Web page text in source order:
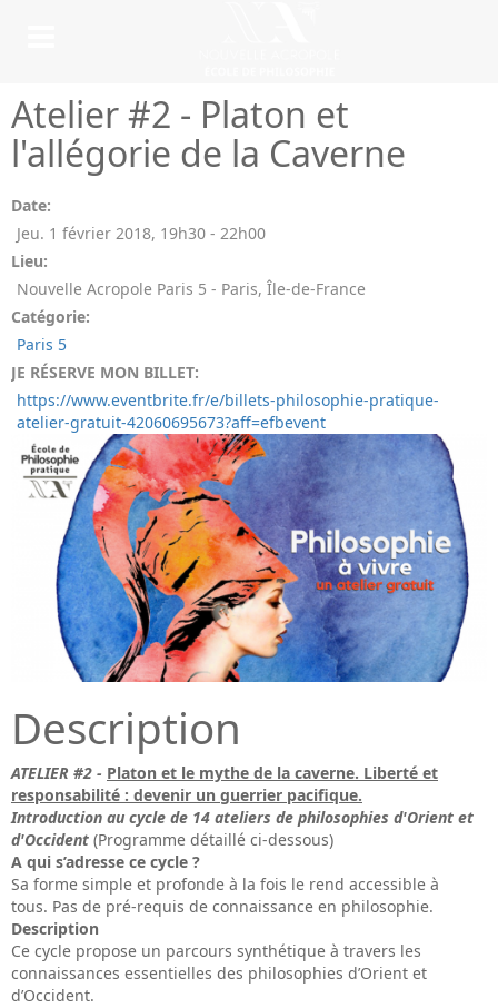
Atelier #2 - Platon et
l'allégorie de la Caverne
Date:
Jeu. 1 février 2018, 19h30 - 22h00
Lieu:
Nouvelle Acropole Paris 5 - Paris, Île-de-France
Catégorie:
Paris 5
JE RÉSERVE MON BILLET:
https://www.eventbrite.fr/e/billets-philosophie-pratique-
atelier-gratuit-42060695673?aff=efbevent
Description
ATELIER #2 - Platon et le mythe de la caverne. Liberté et
responsabilité : devenir un guerrier pacifique.
Introduction au cycle de 14 ateliers de philosophies d'Orient et
d'Occident (Programme détaillé ci-dessous)
A qui s’adresse ce cycle ?
Sa forme simple et profonde à la fois le rend accessible à
tous. Pas de pré-requis de connaissance en philosophie.
Description
Ce cycle propose un parcours synthétique à travers les
connaissances essentielles des philosophies d’Orient et
d’Occident.